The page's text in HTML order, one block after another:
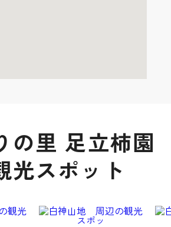
の里 足立柿園
光スポット